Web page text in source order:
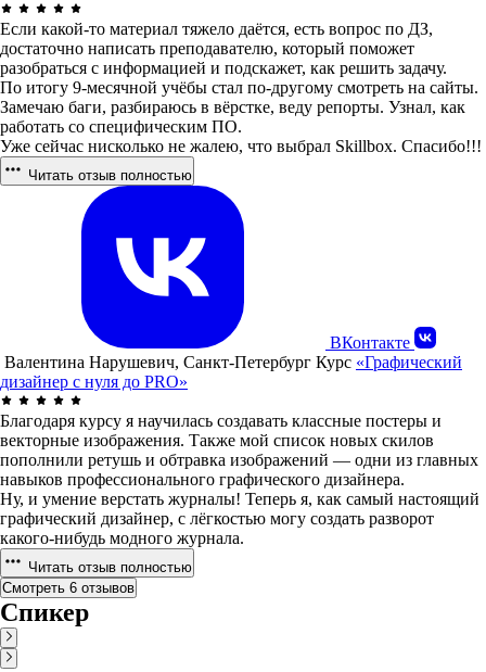
Если какой-то материал тяжело даётся, есть вопрос по ДЗ,
достаточно написать преподавателю, который поможет
разобраться с информацией и подскажет, как решить задачу.
По итогу 9-месячной учёбы стал по-другому смотреть на сайты.
Замечаю баги, разбираюсь в вёрстке, веду репорты. Узнал, как
работать со специфическим ПО.
Уже сейчас нисколько не жалею, что выбрал Skillbox. Спасибо!!!
Читать отзыв полностью
ВКонтакте
Валентина Нарушевич, Санкт-Петербург Курс «Графический
дизайнер с нуля до PRO»
Благодаря курсу я научилась создавать классные постеры и
векторные изображения. Также мой список новых скилов
пополнили ретушь и обтравка изображений — одни из главных
навыков профессионального графического дизайнера.
Ну, и умение верстать журналы! Теперь я, как самый настоящий
графический дизайнер, с лёгкостью могу создать разворот
какого-нибудь модного журнала.
Читать отзыв полностью
Смотреть 6 отзывов
Спикер